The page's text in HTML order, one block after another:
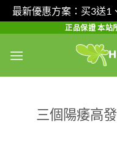
最新優惠方案：买3送1
content
正品保證 本站
三個陽痿高